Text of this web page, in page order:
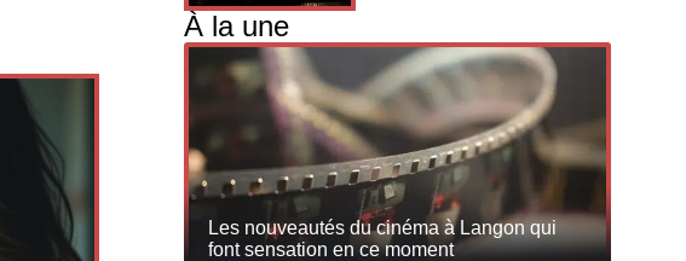
À la une
Les nouveautés du cinéma à Langon qui
font sensation en ce moment